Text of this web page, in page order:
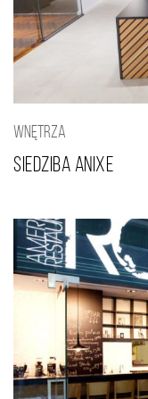
WNĘTRZA
Siedziba ANIXE